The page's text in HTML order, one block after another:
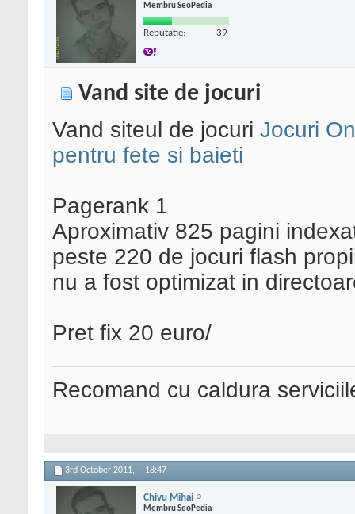
Membru SeoPedia
Reputatie: 39
Vand site de jocuri
Vand siteul de jocuri Jocuri
pentru fete si baieti
Pagerank 1
Aproximativ 825 pagini
peste 220 de jocuri flash
nu a fost optimizat in
Pret fix 20 euro/
Recomand cu caldura
3rd October 2011, 18:47
Chivu Mihai
Membru SeoPedia